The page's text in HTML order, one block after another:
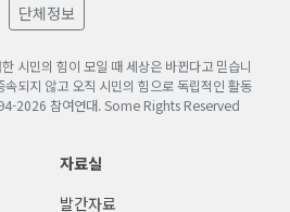
단체정보
시민의 힘이 모일 때 세상은 바뀐다고 믿습니
되지 않고 오직 시민의 힘으로 독립적인 활동
2026 참여연대. Some Rights Reserved
자료실
발간자료